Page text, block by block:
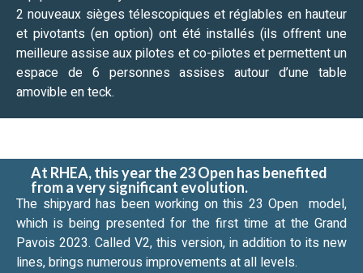
2 nouveaux sièges télescopiques et réglables en hauteur
et pivotants (en option) ont été installés (ils offrent une
meilleure assise aux pilotes et co-pilotes et permettent un
espace de 6 personnes assises autour d’une table
amovible en teck.
At RHEA, this year the 23 Open has benefited
from a very significant evolution.
The shipyard has been working on this 23 Open model,
which is being presented for the first time at the Grand
Pavois 2023. Called V2, this version, in addition to its new
lines, brings numerous improvements at all levels.